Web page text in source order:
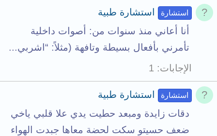
استشارة
استشارة طبية
أنا أعاني منذ سنوات من: أصوات داخلية
تأمرني بأفعال بسيطة وتافهة (مثلاً: “اشربي...
الإجابات
1
استشارة
استشارة طبية
دقات زايدة ومبعد حطيت يدي علا قلبي ياخي
ضعف حسيتو سكت لحضة معاها جبدت الهواء